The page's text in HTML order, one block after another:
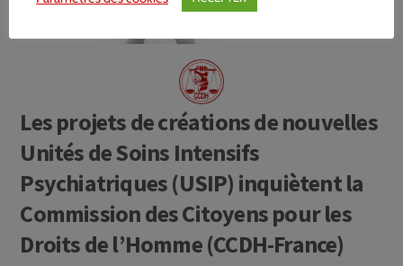
Les projets de créations de nouvelles
Unités de Soins Intensifs
Psychiatriques (USIP) inquiètent la
Commission des Citoyens pour les
Droits de l’Homme (CCDH-France)